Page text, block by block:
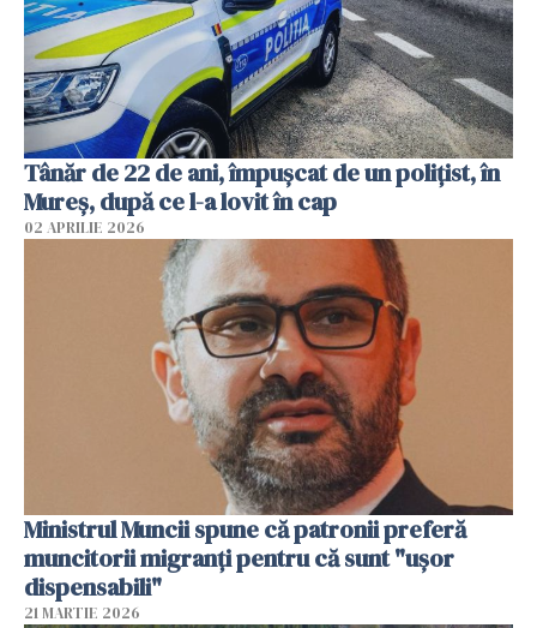
Tânăr de 22 de ani, împușcat de un polițist, în
Mureș, după ce l-a lovit în cap
02 APRILIE 2026
Ministrul Muncii spune că patronii preferă
muncitorii migranți pentru că sunt "uşor
dispensabili"
21 MARTIE 2026